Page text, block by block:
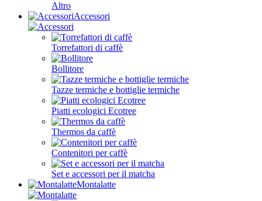
Altro
Accessori
Torrefattori di caffè
Bollitore
Tazze termiche e bottiglie termiche
Piatti ecologici Ecotree
Thermos da caffè
Contenitori per caffè
Set e accessori per il matcha
Montalatte